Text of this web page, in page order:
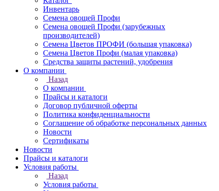
Инвентарь
Семена овощей Профи
Семена овощей Профи (зарубежных
производителей)
Семена Цветов ПРОФИ (большая упаковка)
Семена Цветов Профи (малая упаковка)
Средства защиты растений, удобрения
О компании
Назад
О компании
Прайсы и каталоги
Договор публичной оферты
Политика конфиденциальности
Соглашение об обработке персональных данных
Новости
Сертификаты
Новости
Прайсы и каталоги
Условия работы
Назад
Условия работы